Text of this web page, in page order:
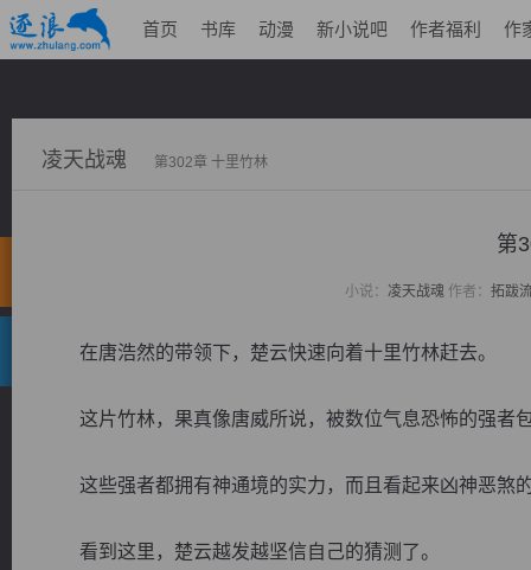
首页 书库 动漫 新小说吧 作者福利 作
凌天战魂 第302章 十里竹林
第
小说： 凌天战魂作者： 拓跋
在唐浩然的带领下，楚云快速向着十里竹林赶去。
这片竹林，果真像唐威所说，被数位气息恐怖的强者
这些强者都拥有神通境的实力，而且看起来凶神恶煞
看到这里，楚云越发越坚信自己的猜测了。